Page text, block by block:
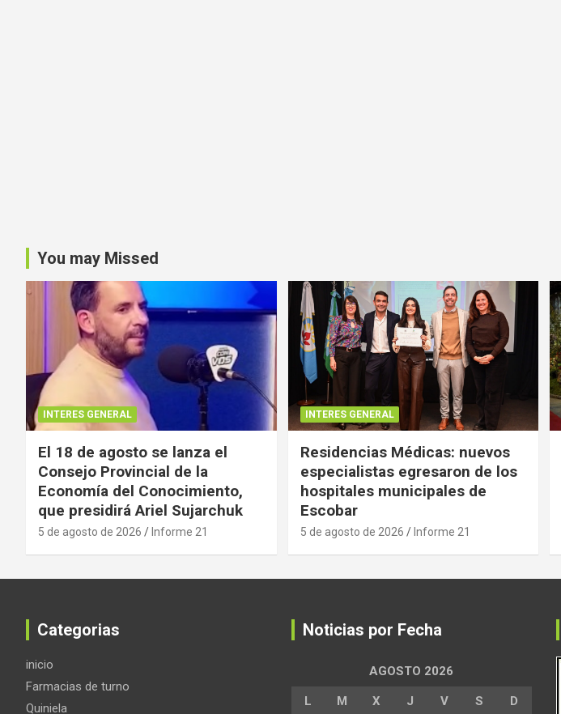
You may Missed
INTERES GENERAL
El 18 de agosto se lanza el
Consejo Provincial de la
Economía del Conocimiento,
que presidirá Ariel Sujarchuk
5 de agosto de 2026 Informe 21
INTERES GENERAL
Residencias Médicas: nuevos
especialistas egresaron de los
hospitales municipales de
Escobar
5 de agosto de 2026 Informe 21
Categorias
inicio
Farmacias de turno
Quiniela
Noticias por Fecha
AGOSTO 2026
L M X J V S D